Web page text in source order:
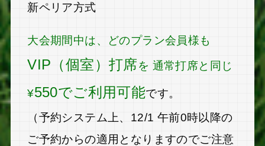
新ペリア方式
大会期間中は、どのプラン会員様も
VIP（個室）打席を 通常打席と同じ
¥550でご利用可能です。
（予約システム上、12/1 午前0時以降の
ご予約からの適用となりますのでご注意